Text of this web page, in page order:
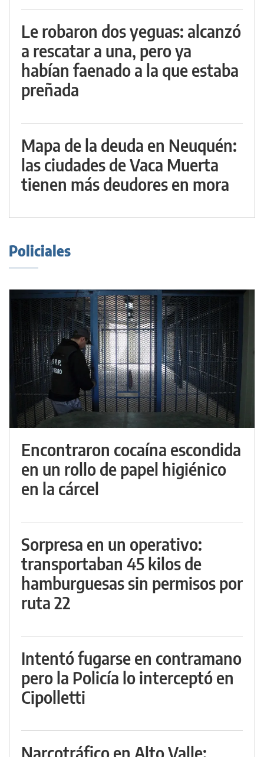
Le robaron dos yeguas: alcanzó
a rescatar a una, pero ya
habían faenado a la que estaba
preñada
Mapa de la deuda en Neuquén:
las ciudades de Vaca Muerta
tienen más deudores en mora
Policiales
Encontraron cocaína escondida
en un rollo de papel higiénico
en la cárcel
Sorpresa en un operativo:
transportaban 45 kilos de
hamburguesas sin permisos por
ruta 22
Intentó fugarse en contramano
pero la Policía lo interceptó en
Cipolletti
Narcotráfico en Alto Valle: